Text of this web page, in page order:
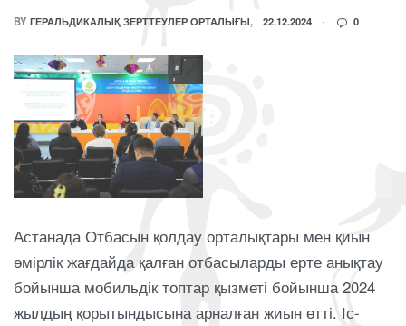
BY ГЕРАЛЬДИКАЛЫҚ ЗЕРТТЕУЛЕР ОРТАЛЫҒЫ 22.12.2024 0
Астанада Отбасын қолдау орталықтары мен қиын
өмірлік жағдайда қалған отбасыларды ерте анықтау
бойынша мобильдік топтар қызметі бойынша 2024
жылдың қорытындысына арналған жиын өтті. Іс-